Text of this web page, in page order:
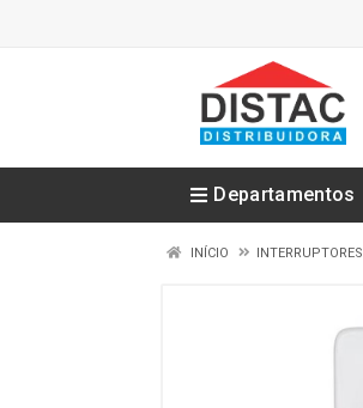
Departamentos
INÍCIO INTERRUPTORES